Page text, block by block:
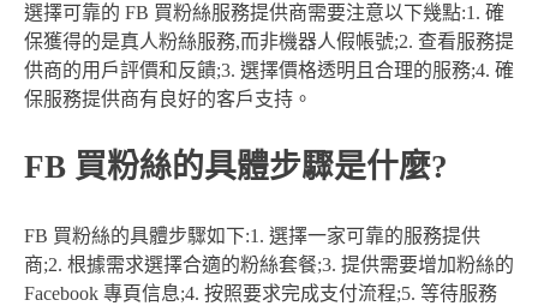
選擇可靠的 FB 買粉絲服務提供商需要注意以下幾點:1. 確
保獲得的是真人粉絲服務,而非機器人假帳號;2. 查看服務提
供商的用戶評價和反饋;3. 選擇價格透明且合理的服務;4. 確
保服務提供商有良好的客戶支持。
FB 買粉絲的具體步驟是什麼?
FB 買粉絲的具體步驟如下:1. 選擇一家可靠的服務提供
商;2. 根據需求選擇合適的粉絲套餐;3. 提供需要增加粉絲的
Facebook 專頁信息;4. 按照要求完成支付流程;5. 等待服務